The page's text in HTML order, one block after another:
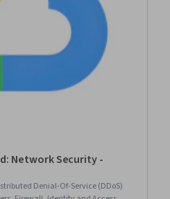
Network Security -
Denial-Of-Service (DDoS)